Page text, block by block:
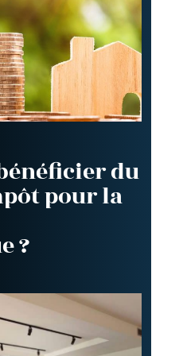
du
pour la
?